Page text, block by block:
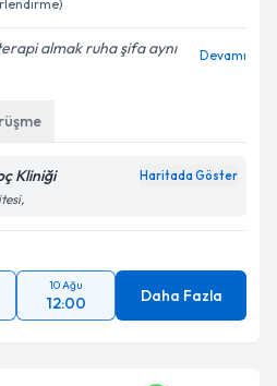
almak ruha şifa aynı
Kliniği
10 Ağu
12:00 Daha Fazla